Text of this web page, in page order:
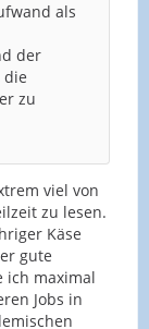
als
der
die
zu
viel von
zu lesen.
Käse
gute
ich maximal
Jobs in